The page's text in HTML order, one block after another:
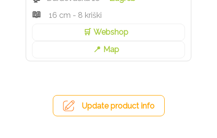
16 cm - 8 kriški
Webshop
Map
Update product info